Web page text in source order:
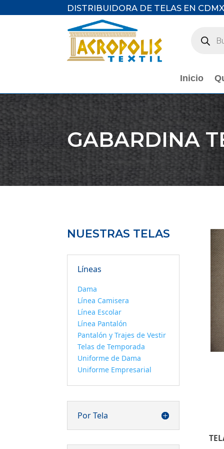
DISTRIBUIDORA DE TELAS EN
productos
Inicio
GABARDINA
NUESTRAS TELAS
Líneas
Dama
Línea Camisera
Línea Escolar
Línea Pantalón
Pantalón y Trajes de Vestir
Telas de Temporada
Uniforme de Dama
Uniforme Empresarial
Por Tela